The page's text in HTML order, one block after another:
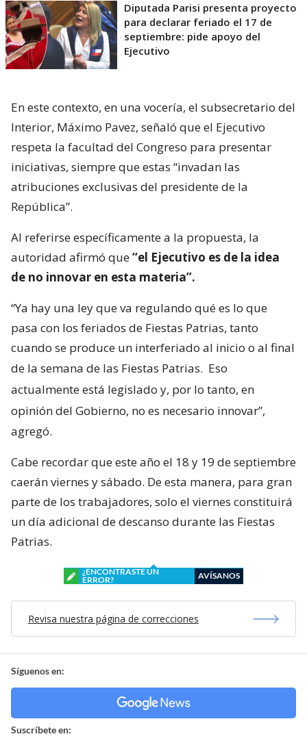
Diputada Parisi presenta proyecto
para declarar feriado el 17 de
septiembre: pide apoyo del
Ejecutivo
En este contexto, en una vocería, el subsecretario del
Interior, Máximo Pavez, señaló que el Ejecutivo
respeta la facultad del Congreso para presentar
iniciativas, siempre que estas “invadan las
atribuciones exclusivas del presidente de la
República”.
Al referirse específicamente a la propuesta, la
autoridad afirmó que“el Ejecutivo es de la idea
de no innovar en esta materia”.
“Ya hay una ley que va regulando qué es lo que
pasa con los feriados de Fiestas Patrias, tanto
cuando se produce un interferiado al inicio o al final
de la semana de las Fiestas Patrias. Eso
actualmente está legislado y, por lo tanto, en
opinión del Gobierno, no es necesario innovar”,
agregó.
Cabe recordar que este año el 18 y 19 de septiembre
caerán viernes y sábado. De esta manera, para gran
parte de los trabajadores, solo el viernes constituirá
un día adicional de descanso durante las Fiestas
Patrias.
¿ENCONTRASTE UN
ERROR?
AVÍSANOS
Revisa nuestra página de correcciones
Síguenos en:
Suscríbete en: